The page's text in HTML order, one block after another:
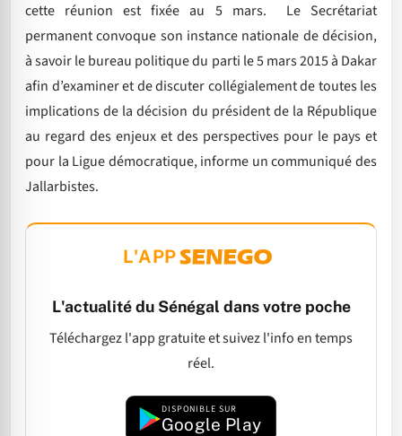
cette réunion est fixée au 5 mars. Le Secrétariat
permanent convoque son instance nationale de décision,
à savoir le bureau politique du parti le 5 mars 2015 à Dakar
afin d’examiner et de discuter collégialement de toutes les
implications de la décision du président de la République
au regard des enjeux et des perspectives pour le pays et
pour la Ligue démocratique, informe un communiqué des
Jallarbistes.
L'APP
L'actualité du Sénégal dans votre poche
Téléchargez l'app gratuite et suivez l'info en temps
réel.
DISPONIBLE SUR
Google Play